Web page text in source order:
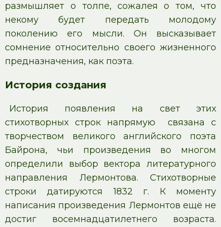
размышляет о толпе, сожалея о том, что
некому будет передать молодому
поколению его мысли. Он высказывает
сомнение относительно своего жизненного
предназначения, как поэта.
История создания
История появления на свет этих
стихотворных строк напрямую связана с
творчеством великого английского поэта
Байрона, чьи произведения во многом
определили выбор вектора литературного
направления Лермонтова. Стихотворные
строки датируются 1832 г. К моменту
написания произведения Лермонтов ещё не
достиг восемнадцатилетнего возраста.